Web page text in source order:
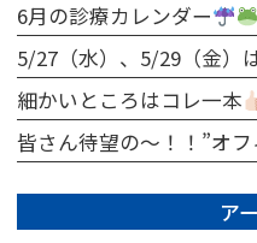
6月の診療カレンダー
細かいところはコレ一本
皆さん待望の～！！”オ
ア